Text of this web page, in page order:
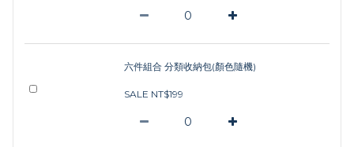
六件組合 分類收納包(顏色隨機)
SALE NT$199